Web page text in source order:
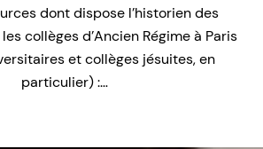
dont dispose l’historien des
collèges d’Ancien Régime à Paris
et collèges jésuites, en
particulier) :…